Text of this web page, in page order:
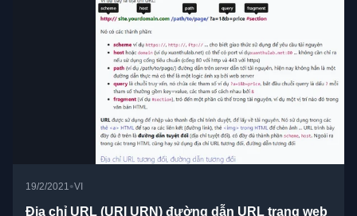
19/2/2021 •VI
Địa chỉ URL (URI URN) đường dẫn URL trang web